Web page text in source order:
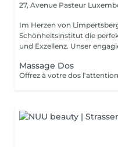
27, Avenue Pasteur
Im Herzen von
Schönheitsinstitut die
und Exzellenz.
Massage Dos